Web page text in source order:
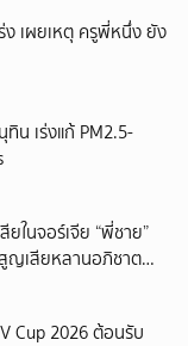
ง เผยเหตุ ครูพี่หนึ่ง ยัง
น เร่งแก้ PM2.5-
ยในจอร์เจีย “พี่ชาย”
ญเสียหลานอภิชาต
Cup 2026 ต้อนรับ